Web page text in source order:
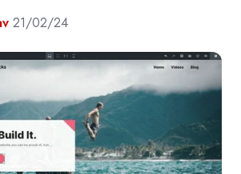
21/02/24